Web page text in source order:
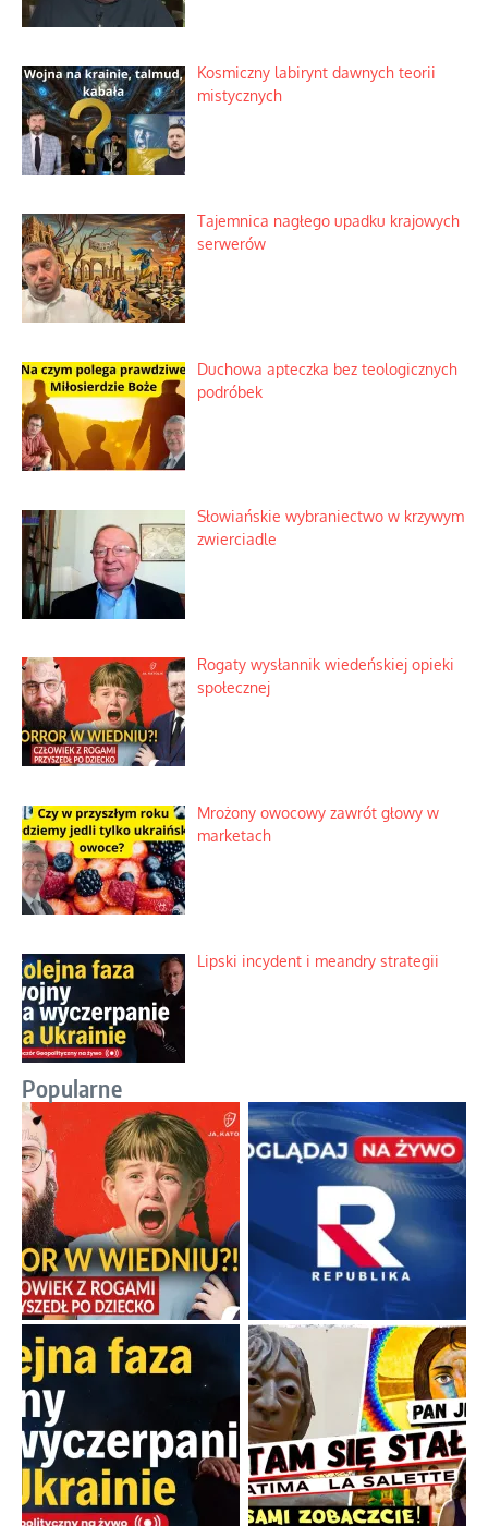
Kosmiczny labirynt dawnych teorii
mistycznych
Tajemnica nagłego upadku krajowych
serwerów
Duchowa apteczka bez teologicznych
podróbek
Słowiańskie wybraniectwo w krzywym
zwierciadle
Rogaty wysłannik wiedeńskiej opieki
społecznej
Mrożony owocowy zawrót głowy w
marketach
Lipski incydent i meandry strategii
Popularne